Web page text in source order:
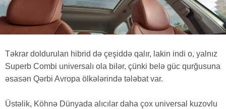
Təkrar doldurulan hibrid də çeşiddə qalır, lakin indi o, yalnız
Superb Combi universalı ola bilər, çünki belə güc qurğusuna
əsasən Qərbi Avropa ölkələrində tələbat var.
Üstəlik, Köhnə Dünyada alıcılar daha çox universal kuzovlu